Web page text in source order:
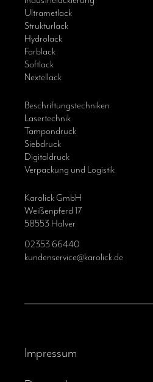
Ultrametlack
Strukturlack
Hydrolack
Farblack
Softlack
Nextellack
Beschriftungstechniken
Lasertechnik
Tampondruck
Siebdruck
Digitaldruck
Verpackung und Logistik
Karolick GmbH
Weißenpferd 17
58553 Halver
02353 66440
kundenservice@karolick.de
Impressum